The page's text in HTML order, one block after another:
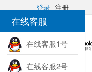
在线客服
在线客服1号
在线客服2号
登录 注册